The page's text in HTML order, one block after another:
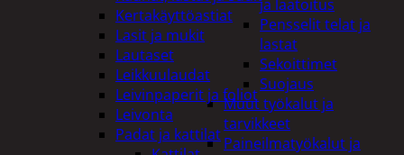
ja laatoitus
Pensselit telat ja
lastat
Sekoittimet
Suojaus
Muut työkalut ja
tarvikkeet
Paineilmatyökalut ja
Kertakäyttöastiat
Lasit ja mukit
Lautaset
Leikkuulaudat
Leivinpaperit ja foliot
Leivonta
Padat ja kattilat